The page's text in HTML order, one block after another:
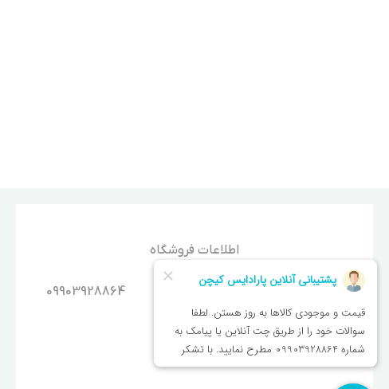
اطلاعات فروشگاه
شماره تماس 09903928864
اصفهان - سپاهان شهر